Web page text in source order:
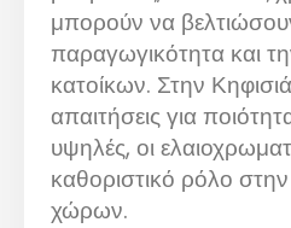
μπορούν να
παραγωγικότητα και
κατοίκων. Στην
απαιτήσεις για
υψηλές, οι
καθοριστικό ρόλο
χώρων.